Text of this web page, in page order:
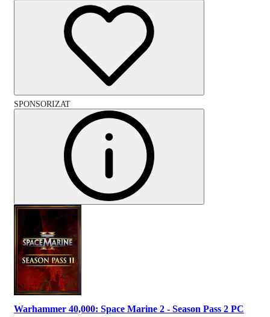
SPONSORIZAT
Warhammer 40,000: Space Marine 2 - Season Pass 2 PC